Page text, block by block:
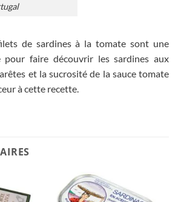
de sardines à la tomate sont une
pour faire découvrir les sardines aux
et la sucrosité de la sauce tomate
à cette recette.